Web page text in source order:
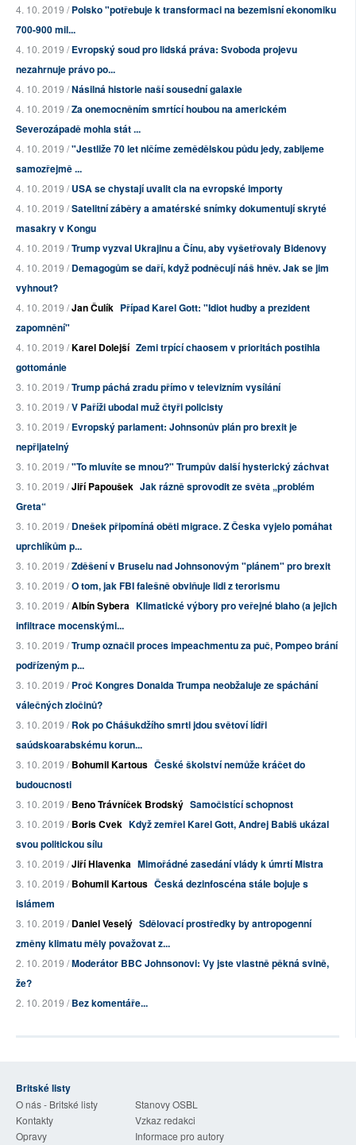
4. 10. 2019 /Polsko "potřebuje k transformaci na bezemisní ekonomiku
700-900 mil...
4. 10. 2019 /Evropský soud pro lidská práva: Svoboda projevu
nezahrnuje právo po...
4. 10. 2019 /Násilná historie naší sousední galaxie
4. 10. 2019 /Za onemocněním smrtící houbou na americkém
Severozápadě mohla stát ...
4. 10. 2019 /"Jestliže 70 let ničíme zemědělskou půdu jedy, zabijeme
samozřejmě ...
4. 10. 2019 /USA se chystají uvalit cla na evropské importy
4. 10. 2019 /Satelitní záběry a amatérské snímky dokumentují skryté
masakry v Kongu
4. 10. 2019 /Trump vyzval Ukrajinu a Čínu, aby vyšetřovaly Bidenovy
4. 10. 2019 /Demagogům se daří, když podněcují náš hněv. Jak se jim
vyhnout?
4. 10. 2019 /Jan Čulík Případ Karel Gott: "Idiot hudby a prezident
zapomnění"
4. 10. 2019 /Karel Dolejší Zemi trpící chaosem v prioritách postihla
gottománie
3. 10. 2019 /Trump páchá zradu přímo v televizním vysílání
3. 10. 2019 /V Paříži ubodal muž čtyři policisty
3. 10. 2019 /Evropský parlament: Johnsonův plán pro brexit je
nepřijatelný
3. 10. 2019 /"To mluvíte se mnou?" Trumpův další hysterický záchvat
3. 10. 2019 /Jiří Papoušek Jak rázně sprovodit ze světa „problém
Greta“
3. 10. 2019 /Dnešek připomíná oběti migrace. Z Česka vyjelo pomáhat
uprchlíkům p...
3. 10. 2019 /Zděšení v Bruselu nad Johnsonovým "plánem" pro brexit
3. 10. 2019 /O tom, jak FBI falešně obviňuje lidi z terorismu
3. 10. 2019 /Albín Sybera Klimatické výbory pro veřejné blaho (a jejich
infiltrace mocenskými...
3. 10. 2019 /Trump označil proces impeachmentu za puč, Pompeo brání
podřízeným p...
3. 10. 2019 /Proč Kongres Donalda Trumpa neobžaluje ze spáchání
válečných zločinů?
3. 10. 2019 /Rok po Chášukdžího smrti jdou světoví lídři
saúdskoarabskému korun...
3. 10. 2019 /Bohumil Kartous České školství nemůže kráčet do
budoucnosti
3. 10. 2019 /Beno Trávníček Brodský Samočistící schopnost
3. 10. 2019 /Boris Cvek Když zemřel Karel Gott, Andrej Babiš ukázal
svou politickou sílu
3. 10. 2019 /Jiří Hlavenka Mimořádné zasedání vlády k úmrtí Mistra
3. 10. 2019 /Bohumil Kartous Česká dezinfoscéna stále bojuje s
islámem
3. 10. 2019 /Daniel Veselý Sdělovací prostředky by antropogenní
změny klimatu měly považovat z...
2. 10. 2019 /Moderátor BBC Johnsonovi: Vy jste vlastně pěkná svině,
že?
2. 10. 2019 /Bez komentáře...
Britské listy
O nás - Britské listy
Stanovy OSBL
Kontakty
Vzkaz redakci
Opravy
Informace pro autory